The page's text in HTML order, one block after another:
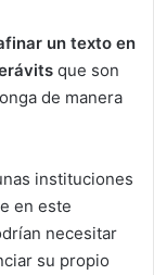
un texto en
que son
de manera
instituciones
en este
necesitar
su propio